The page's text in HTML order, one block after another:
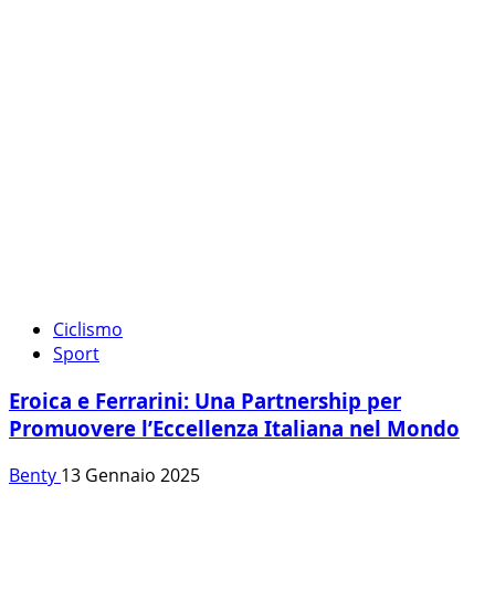
Ciclismo
Sport
Eroica e Ferrarini: Una Partnership per
Promuovere l’Eccellenza Italiana nel Mondo
Benty 13 Gennaio 2025